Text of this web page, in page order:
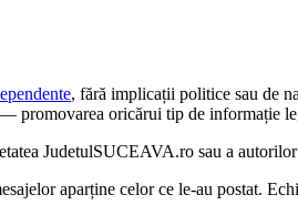
, fără implicații politice sau de
promovarea oricărui tip de informație
JudetulSUCEAVA.ro sau a
aparține celor ce le-au postat.